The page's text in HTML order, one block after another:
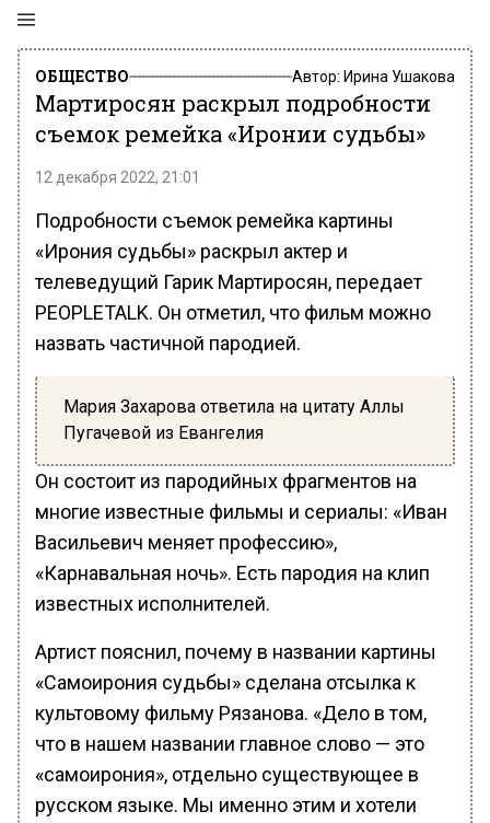
ОБЩЕСТВО Автор: Ирина Ушакова
Мартиросян раскрыл подробности
съемок ремейка «Иронии судьбы»
12 декабря 2022, 21:01
Подробности съемок ремейка картины
«Ирония судьбы» раскрыл актер и
телеведущий Гарик Мартиросян, передает
PEOPLETALK. Он отметил, что фильм можно
назвать частичной пародией.
Мария Захарова ответила на цитату Аллы
Пугачевой из Евангелия
Он состоит из пародийных фрагментов на
многие известные фильмы и сериалы: «Иван
Васильевич меняет профессию»,
«Карнавальная ночь». Есть пародия на клип
известных исполнителей.
Артист пояснил, почему в названии картины
«Самоирония судьбы» сделана отсылка к
культовому фильму Рязанова. «Дело в том,
что в нашем названии главное слово — это
«самоирония», отдельно существующее в
русском языке. Мы именно этим и хотели